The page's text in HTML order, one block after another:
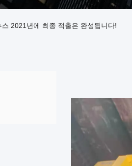
스 2021년에 최종 적출은 완성됩니다!